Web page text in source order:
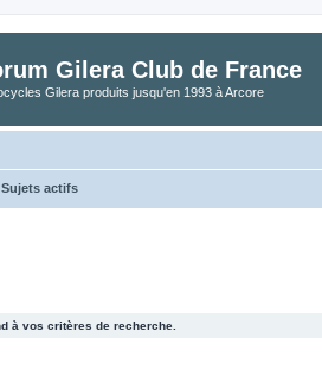
Gilera Club de France
Gilera produits jusqu'en 1993 à Arcore
Sujets actifs
à vos critères de recherche.